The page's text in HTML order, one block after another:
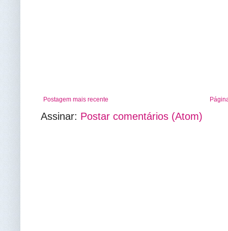
Postagem mais recente
Assinar: Postar comentários (Atom)